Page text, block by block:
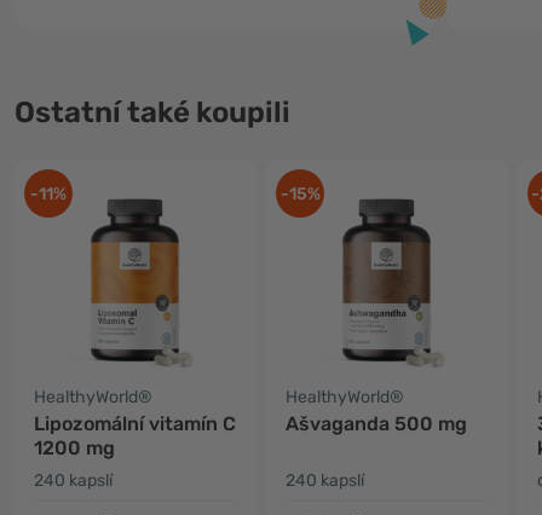
Ostatní také koupili
-11%
HealthyWorld®
Lipozomální vitamín C
1200 mg
240 kapslí
-15%
HealthyWorld®
Ašvaganda 500 mg
240 kapslí
-